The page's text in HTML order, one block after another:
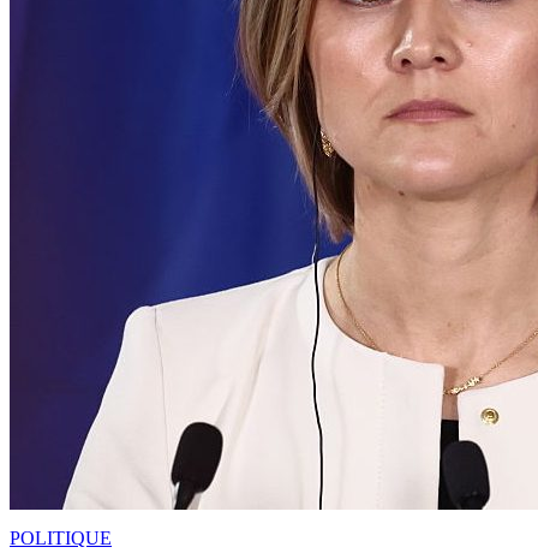
POLITIQUE